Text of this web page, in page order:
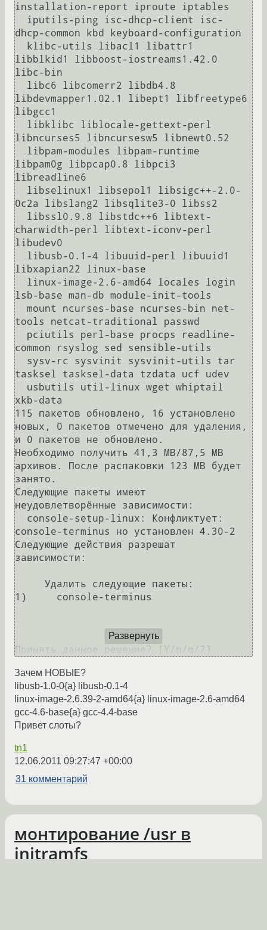
installation-report iproute iptables
dhcp-common kbd keyboard-configuration
libblkid1 libboost-iostreams1.42.0
libc-bin
libdevmapper1.02.1 libept1 libfreetype6
libgcc1
libncurses5 libncursesw5 libnewt0.52
libpam0g libpcap0.8 libpci3
libreadline6
0c2a libslang2 libsqlite3-0 libss2
charwidth-perl libtext-iconv-perl
libudev0
libxapian22 linux-base
lsb-base man-db module-init-tools
tools netcat-traditional passwd
common rsyslog sed sensible-utils
tasksel tasksel-data tzdata ucf udev
xkb-data
115 пакетов обновлено, 16 установлено
новых, 0 пакетов отмечено для удаления,
и 0 пакетов не обновлено.
Необходимо получить 41,3 MB/87,5 MB
архивов. После распаковки 123 MB будет
занято.
Следующие пакеты имеют
неудовлетворённые зависимости:
console-terminus но установлен 4.30-2
Следующие действия разрешат
зависимости:
1)     console-terminus
Принять данное решение? [Y/n/q/?]
Развернуть
Зачем НОВЫЕ?
libusb-1.0-0{a} libusb-0.1-4
linux-image-2.6.39-2-amd64{a} linux-image-2.6-amd64
gcc-4.6-base{a} gcc-4.4-base
Привет слоты?
tn1
12.06.2011 09:27:47 +00:00
31 комментарий
монтирование /usr в
initramfs